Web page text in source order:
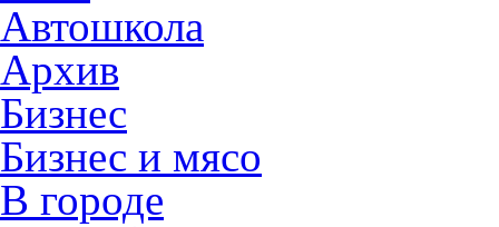
Автошкола
Архив
Бизнес
Бизнес и мясо
В городе